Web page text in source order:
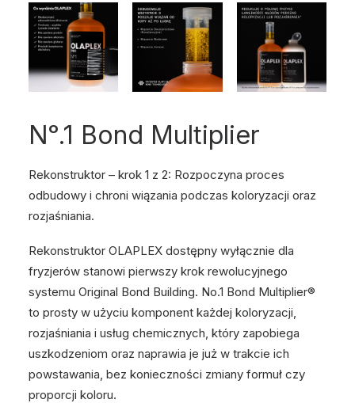
Nᵒ.1 Bond Multiplier
Rekonstruktor – krok 1 z 2: Rozpoczyna proces
odbudowy i chroni wiązania podczas koloryzacji oraz
rozjaśniania.
Rekonstruktor OLAPLEX dostępny wyłącznie dla
fryzjerów stanowi pierwszy krok rewolucyjnego
systemu Original Bond Building. No.1 Bond Multiplier®
to prosty w użyciu komponent każdej koloryzacji,
rozjaśniania i usług chemicznych, który zapobiega
uszkodzeniom oraz naprawia je już w trakcie ich
powstawania, bez konieczności zmiany formuł czy
proporcji koloru.